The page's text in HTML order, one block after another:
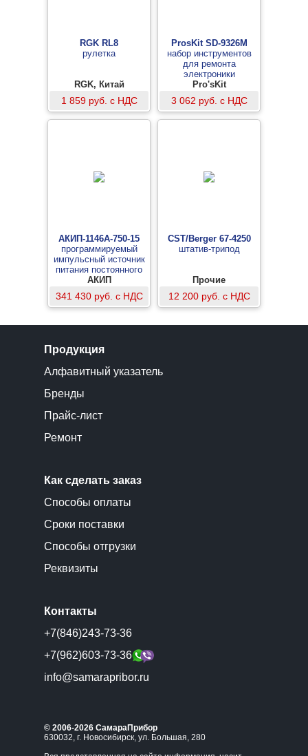
RGK RL8
рулетка
RGK, Китай
1 859 руб. с НДС
ProsKit SD-9326M
набор инструментов
для ремонта
электроники
Pro'sKit
3 062 руб. с НДС
АКИП-1146А-750-15
программируемый
импульсный источник
питания постоянного
тока
АКИП
341 430 руб. с НДС
CST/Berger 67-4250
штатив-трипод
Прочие
12 200 руб. с НДС
Продукция
Алфавитный указатель
Бренды
Прайс-лист
Ремонт
Как сделать заказ
Способы оплаты
Сроки поставки
Способы отгрузки
Реквизиты
Контакты
+7(846)243-73-36
+7(962)603-73-36
info@samarapribor.ru
© 2006-2026 СамараПрибор
630032, г. Новосибирск, ул. Большая, 280